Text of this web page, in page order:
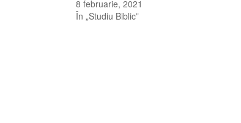
8 februarie, 2021
În „Studiu Biblic”